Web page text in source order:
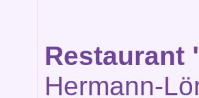
Restaurant
Hermann-